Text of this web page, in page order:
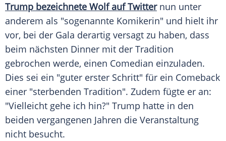
Trump bezeichnete Wolf auf Twitternun unter
anderem als "sogenannte Komikerin" und hielt ihr
vor, bei der Gala derartig versagt zu haben, dass
beim nächsten Dinner mit der Tradition
gebrochen werde, einen Comedian einzuladen.
Dies sei ein "guter erster Schritt" für ein Comeback
einer "sterbenden Tradition". Zudem fügte er an:
"Vielleicht gehe ich hin?" Trump hatte in den
beiden vergangenen Jahren die Veranstaltung
nicht besucht.